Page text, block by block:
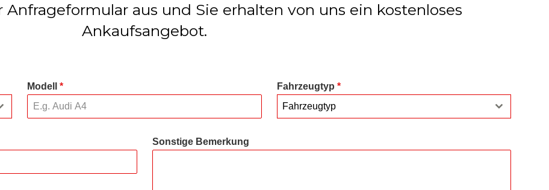
Anfrageformular aus und Sie erhalten von uns ein kostenloses
Ankaufsangebot.
Modell* Fahrzeugtyp *
Fahrzeugtyp
Sonstige Bemerkung